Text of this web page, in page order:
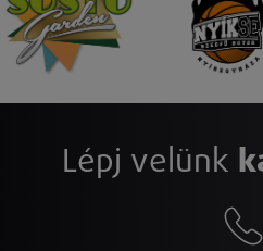
Lépj velünk